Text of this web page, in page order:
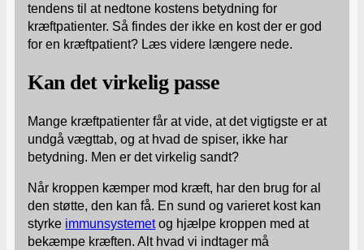
tendens til at nedtone kostens betydning for
kræftpatienter. Så findes der ikke en kost der er god
for en kræftpatient? Læs videre længere nede.
Kan det virkelig passe
Mange kræftpatienter får at vide, at det vigtigste er at
undgå vægttab, og at hvad de spiser, ikke har
betydning. Men er det virkelig sandt?
Når kroppen kæmper mod kræft, har den brug for al
den støtte, den kan få. En sund og varieret kost kan
styrke immunsystemetog hjælpe kroppen med at
bekæmpe kræften. Alt hvad vi indtager må